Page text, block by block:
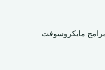
برامج مايكروسوفت